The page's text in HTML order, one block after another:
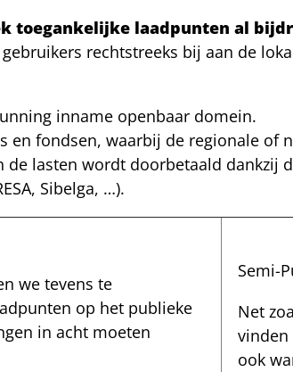
toegankelijke laadpunten al
gebruikers rechtstreeks bij aan de
inname openbaar domein.
en fondsen, waarbij de regionale
lasten wordt doorbetaald dankzij
Sibelga, …).
we tevens te
op het publieke
in acht moeten
Semi-
Net
vinden
ook